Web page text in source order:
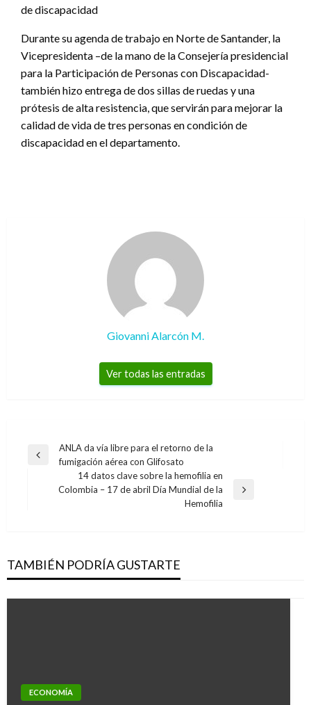
de discapacidad
Durante su agenda de trabajo en Norte de Santander, la
Vicepresidenta –de la mano de la Consejería presidencial
para la Participación de Personas con Discapacidad-
también hizo entrega de dos sillas de ruedas y una
prótesis de alta resistencia, que servirán para mejorar la
calidad de vida de tres personas en condición de
discapacidad en el departamento.
Giovanni Alarcón M.
Ver todas las entradas
Navegación
entradas
Entrada
ANLA da vía libre para el retorno de la
fumigación aérea con Glifosato
Entrada
14 datos clave sobre la hemofilia en
Colombia – 17 de abril Día Mundial de la
Hemofilia
TAMBIÉN PODRÍA GUSTARTE
ECONOMÍA